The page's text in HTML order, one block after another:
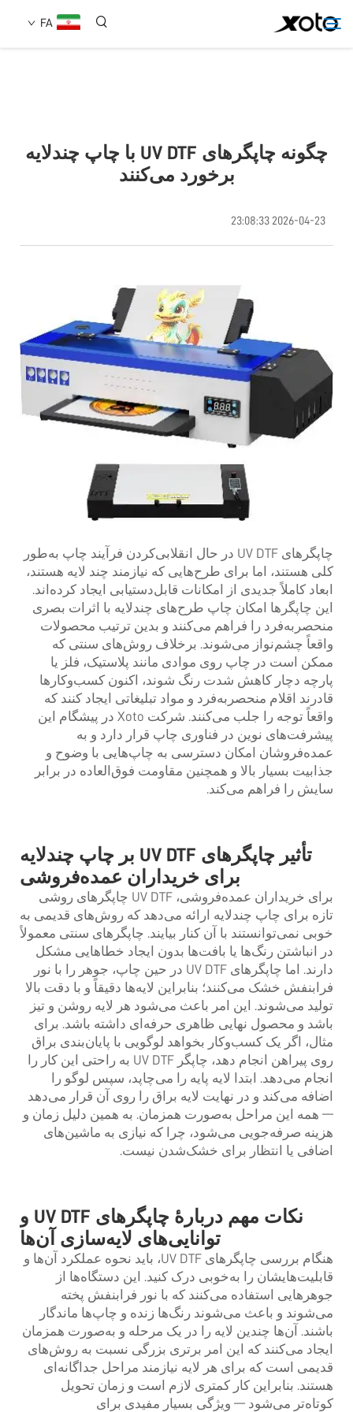
FA
محصولات
خدمات
تماس با ما
چگونه چاپگرهای UV DTF با چاپ چندلایه
برخورد می‌کنند
2026-04-23 23:08:33
چاپگرهای UV DTF در حال انقلابی‌کردن فرآیند چاپ به‌طور
کلی هستند، اما برای طرح‌هایی که نیازمند چند لایه هستند،
ابعاد کاملاً جدیدی از امکانات قابل‌دستیابی ایجاد کرده‌اند.
این چاپگرها امکان چاپ طرح‌های چندلایه با اثرات بصری
منحصربه‌فرد را فراهم می‌کنند و بدین ترتیب محصولات
واقعاً چشم‌نواز می‌شوند. برخلاف روش‌های سنتی که
ممکن است در چاپ روی موادی مانند پلاستیک، فلز یا
پارچه دچار کاهش شدت رنگ شوند، اکنون کسب‌وکارها
قادرند اقلام منحصربه‌فرد و مواد تبلیغاتی ایجاد کنند که
واقعاً توجه را جلب می‌کنند. شرکت Xoto در پیشگام این
پیشرفت‌های نوین در فناوری چاپ قرار دارد و به
عمده‌فروشان امکان دسترسی به چاپ‌هایی با وضوح و
جذابیت بسیار بالا و همچنین مقاومت فوق‌العاده در برابر
سایش را فراهم می‌کند.
تأثیر چاپگرهای UV DTF بر چاپ چندلایه
برای خریداران عمده‌فروشی
برای خریداران عمده‌فروشی، UV DTF چاپگرهای روشی
تازه برای چاپ چندلایه ارائه می‌دهد که روش‌های قدیمی به
خوبی نمی‌توانستند با آن کنار بیایند. چاپگرهای سنتی معمولاً
در انباشتن رنگ‌ها یا بافت‌ها بدون ایجاد خطاهایی مشکل
دارند. اما چاپگرهای UV DTF در حین چاپ، جوهر را با نور
فرابنفش خشک می‌کنند؛ بنابراین لایه‌ها دقیقاً و با دقت بالا
تولید می‌شوند. این امر باعث می‌شود هر لایه روشن و تیز
باشد و محصول نهایی ظاهری حرفه‌ای داشته باشد. برای
مثال، اگر یک کسب‌وکار بخواهد لوگویی با پایان‌بندی براق
روی پیراهن انجام دهد، چاپگر UV DTF به راحتی این کار را
انجام می‌دهد. ابتدا لایه پایه را می‌چاپد، سپس لوگو را
اضافه می‌کند و در نهایت لایه براق را روی آن قرار می‌دهد
— همه این مراحل به‌صورت همزمان. به همین دلیل زمان و
هزینه صرفه‌جویی می‌شود، چرا که نیازی به ماشین‌های
اضافی یا انتظار برای خشک‌شدن نیست.
نکات مهم دربارهٔ چاپگرهای UV DTF و
توانایی‌های لایه‌سازی آن‌ها
هنگام بررسی چاپگرهای UV DTF، باید نحوه عملکرد آن‌ها و
قابلیت‌هایشان را به‌خوبی درک کنید. این دستگاه‌ها از
جوهرهایی استفاده می‌کنند که با نور فرابنفش پخته
می‌شوند و باعث می‌شوند رنگ‌ها زنده و چاپ‌ها ماندگار
باشند. آن‌ها چندین لایه را در یک مرحله و به‌صورت همزمان
ایجاد می‌کنند که این امر برتری بزرگی نسبت به روش‌های
قدیمی است که برای هر لایه نیازمند مراحل جداگانه‌ای
هستند. بنابراین کار کمتری لازم است و زمان تحویل
کوتاه‌تر می‌شود — ویژگی بسیار مفیدی برای